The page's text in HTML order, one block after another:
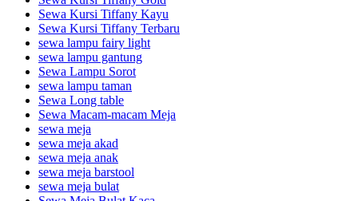
Sewa Kursi Tiffany Kayu
Sewa Kursi Tiffany Terbaru
sewa lampu fairy light
sewa lampu gantung
Sewa Lampu Sorot
sewa lampu taman
Sewa Long table
Sewa Macam-macam Meja
sewa meja
sewa meja akad
sewa meja anak
sewa meja barstool
sewa meja bulat